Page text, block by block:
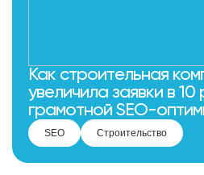
Как строительная
увеличила заявки в 10
грамотной SEO-
SEO Строительство